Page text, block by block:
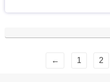
← 1 2